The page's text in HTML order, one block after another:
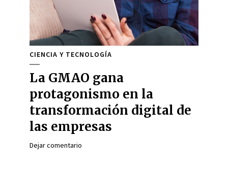
CIENCIA Y TECNOLOGÍA
La GMAO gana
protagonismo en la
transformación digital de
las empresas
Dejar comentario